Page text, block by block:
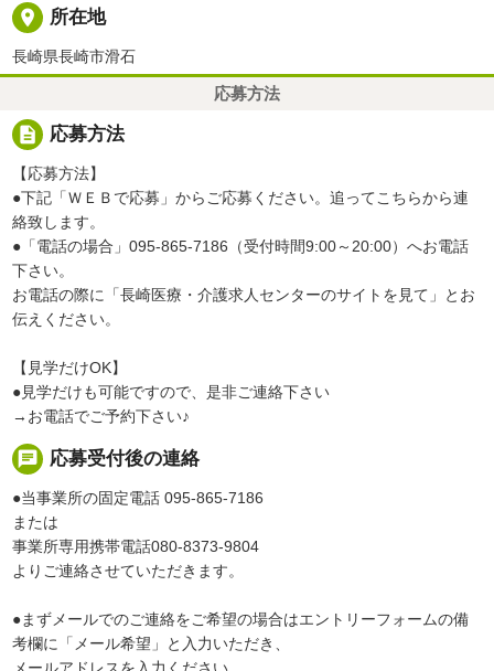
place 所在地
長崎県長崎市滑石
応募方法
description 応募方法
【応募方法】
●下記「ＷＥＢで応募」からご応募ください。追ってこちらから連
絡致します。
●「電話の場合」095-865-7186（受付時間9:00～20:00）へお電話
下さい。
お電話の際に「長崎医療・介護求人センターのサイトを見て」とお
伝えください。
【見学だけOK】
●見学だけも可能ですので、是非ご連絡下さい
→お電話でご予約下さい♪
chat 応募受付後の連絡
●当事業所の固定電話 095-865-7186
または
事業所専用携帯電話080-8373-9804
よりご連絡させていただきます。
●まずメールでのご連絡をご希望の場合はエントリーフォームの備
考欄に「メール希望」と入力いただき、